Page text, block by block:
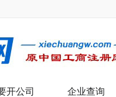
开公司 企业查询